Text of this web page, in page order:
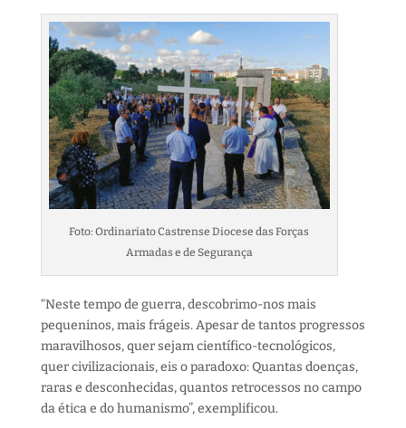
Foto: Ordinariato Castrense Diocese das Forças
Armadas e de Segurança
“Neste tempo de guerra, descobrimo-nos mais
pequeninos, mais frágeis. Apesar de tantos progressos
maravilhosos, quer sejam científico-tecnológicos,
quer civilizacionais, eis o paradoxo: Quantas doenças,
raras e desconhecidas, quantos retrocessos no campo
da ética e do humanismo”, exemplificou.